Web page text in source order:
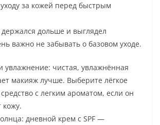
за кожей перед быстрым
дольше и выглядел
важно не забывать о базовом уходе.
чистая, увлажнённая
макияж лучше. Выберите лёгкое
с легким ароматом, если он
кожу.
дневной крем с SPF —